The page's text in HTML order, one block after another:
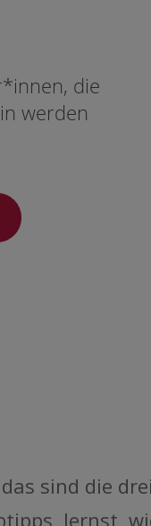
die
werden
sind die
lernst,